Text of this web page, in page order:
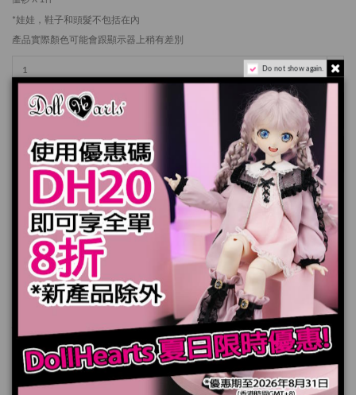
*娃娃，鞋子和頭髮不包括在內
產品實際顏色可能會跟顯示器上稍有差別
加入購物車
規格
Do not show again.